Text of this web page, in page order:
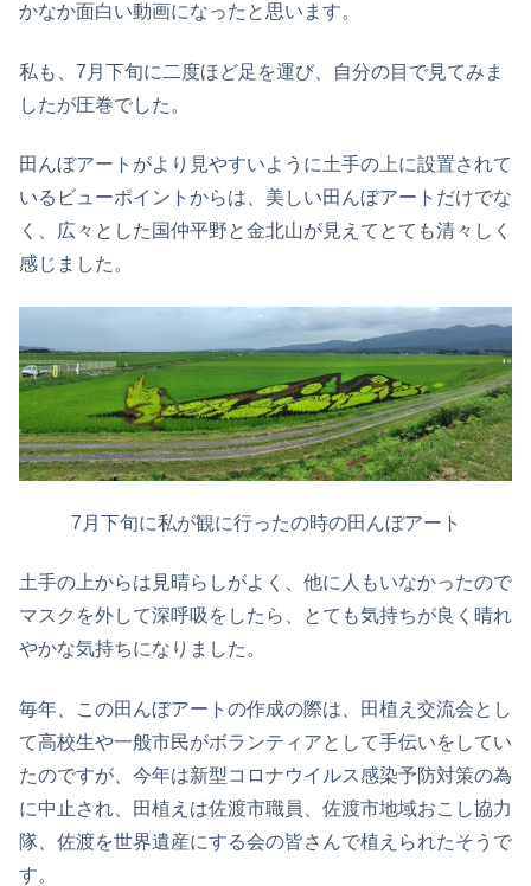
かなか面白い動画になったと思います。
私も、7月下旬に二度ほど足を運び、自分の目で見てみま
したが圧巻でした。
田んぼアートがより見やすいように土手の上に設置されて
いるビューポイントからは、美しい田んぼアートだけでな
く、広々とした国仲平野と金北山が見えてとても清々しく
感じました。
7月下旬に私が観に行ったの時の田んぼアート
土手の上からは見晴らしがよく、他に人もいなかったので
マスクを外して深呼吸をしたら、とても気持ちが良く晴れ
やかな気持ちになりました。
毎年、この田んぼアートの作成の際は、田植え交流会とし
て高校生や一般市民がボランティアとして手伝いをしてい
たのですが、今年は新型コロナウイルス感染予防対策の為
に中止され、田植えは佐渡市職員、佐渡市地域おこし協力
隊、佐渡を世界遺産にする会の皆さんで植えられたそうで
す。